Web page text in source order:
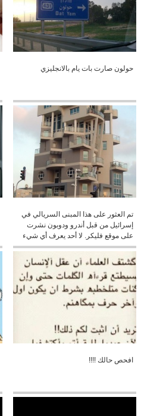
حولون صارت بات يام بالانجليزي
تم العثور على هذا المبنى السريالي في
إسرائيل من قبل أندرو ودوبون نشرت
على موقع فليكر. لا أحد يعرف أي شيء
عن هذا المبنى أو المهندس المعماري؟
كنا نحب أن تشارك أكثر من عملهم
افحص حالك !!!!